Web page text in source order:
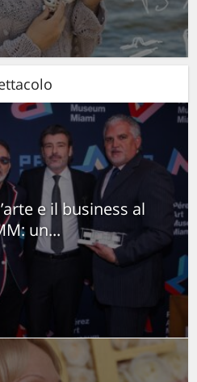
e il business al
un...